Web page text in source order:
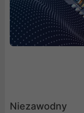
Niezawodny